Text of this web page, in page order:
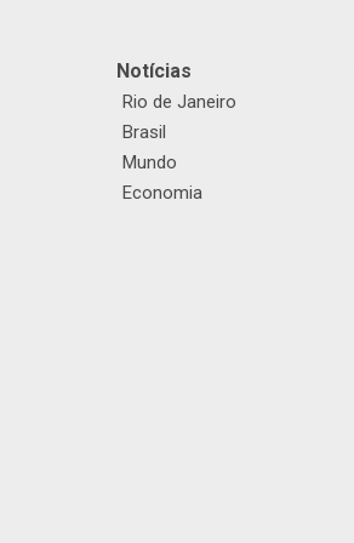
Notícias
Rio de Janeiro
Brasil
Mundo
Economia